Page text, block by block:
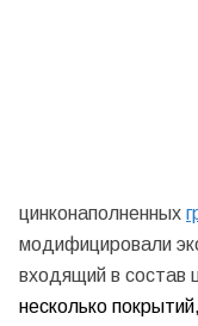
цинконаполненных
модифицировали
входящий в состав
несколько